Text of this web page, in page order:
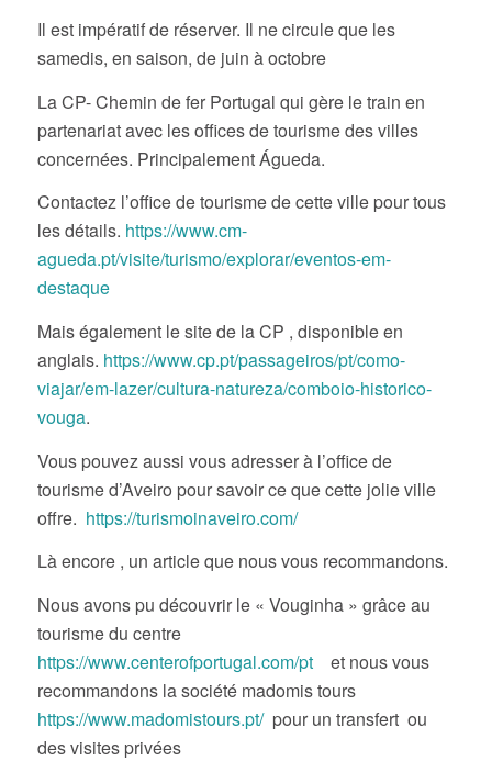
Il est impératif de réserver. Il ne circule que les
samedis, en saison, de juin à octobre
La CP- Chemin de fer Portugal qui gère le train en
partenariat avec les offices de tourisme des villes
concernées. Principalement Águeda.
Contactez l’office de tourisme de cette ville pour tous
les détails. https://www.cm-
agueda.pt/visite/turismo/explorar/eventos-em-
destaque
Mais également le site de la CP , disponible en
anglais. https://www.cp.pt/passageiros/pt/como-
viajar/em-lazer/cultura-natureza/comboio-historico-
vouga.
Vous pouvez aussi vous adresser à l’office de
tourisme d’Aveiro pour savoir ce que cette jolie ville
offre. https://turismoinaveiro.com/
Là encore , un article que nous vous recommandons.
Nous avons pu découvrir le « Vouginha » grâce au
tourisme du centre
https://www.centerofportugal.com/pt
et nous vous
recommandons la société madomis tours
https://www.madomistours.pt/pour un transfert ou
des visites privées